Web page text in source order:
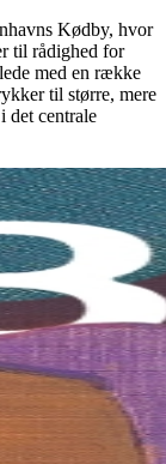
Kødby, hvor
til rådighed for
med en række
til større, mere
det centrale